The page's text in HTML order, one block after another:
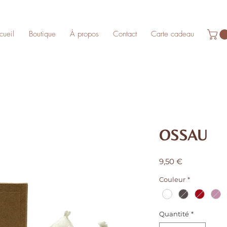
Boutique À propos Contact Carte cadeau
OSSAU
9,50 €Prix
Couleur *
Quantité *